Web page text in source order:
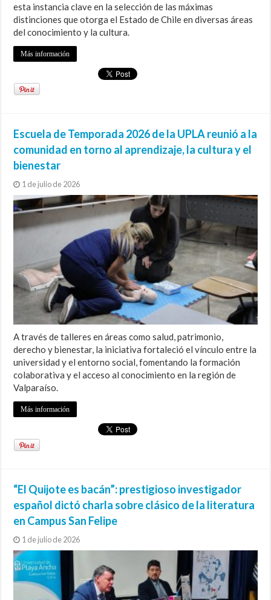
esta instancia clave en la selección de las máximas
distinciones que otorga el Estado de Chile en diversas áreas
del conocimiento y la cultura.
Más información
Escuela de Temporada 2026 de la UPLA reunió a la
comunidad en torno al aprendizaje, la cultura y el
bienestar
1 de julio de 2026
A través de talleres en áreas como salud, patrimonio,
derecho y bienestar, la iniciativa fortaleció el vínculo entre la
universidad y el entorno social, fomentando la formación
colaborativa y el acceso al conocimiento en la región de
Valparaíso.
Más información
“El Quijote es bacán”: prestigioso investigador
español dictó charla sobre clásico de la literatura
en Campus San Felipe
1 de julio de 2026